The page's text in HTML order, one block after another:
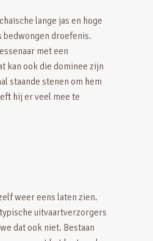
lange jas en hoge
bedwongen droefenis.
met een
kan ook die dominee zijn
staande stenen om hem
hij er veel mee te
weer eens laten zien.
uitvaartverzorgers
dat ook niet. Bestaan